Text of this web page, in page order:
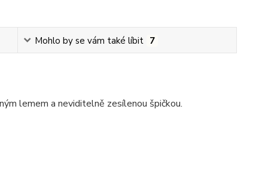
Mohlo by se vám také líbit 7
lemem a neviditelně zesílenou špičkou.